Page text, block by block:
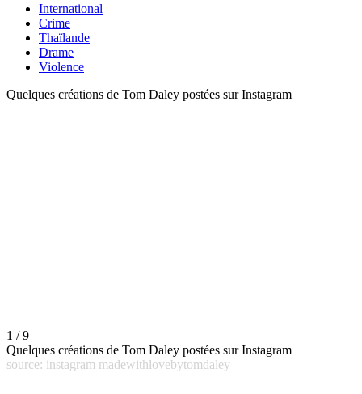
International
Crime
Thaïlande
Drame
Violence
Quelques créations de Tom Daley postées sur Instagram
1 / 9
Quelques créations de Tom Daley postées sur Instagram
source: instagram madewithlovebytomdaley